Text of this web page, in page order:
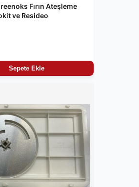
Fırın Ateşleme
ve Resideo
Sepete Ekle